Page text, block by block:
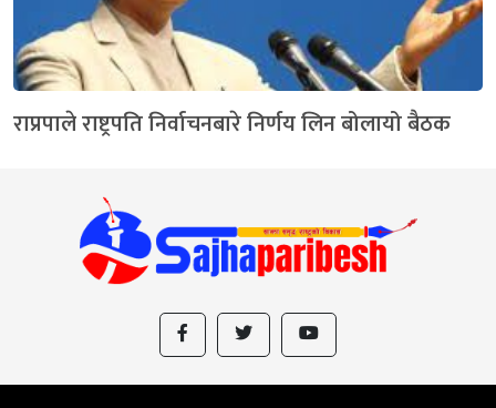
राप्रपाले राष्ट्रपति निर्वाचनबारे निर्णय लिन बोलायो बैठक